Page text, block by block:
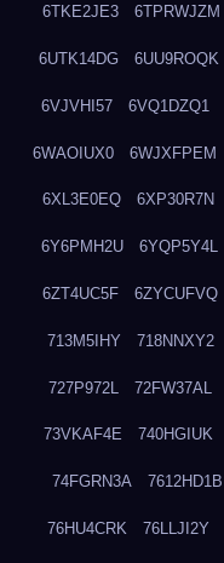
6TKE2JE3 6TPRWJZM
6UTK14DG 6UU9ROQK
6VJVHI57 6VQ1DZQ1
6WAOIUX0 6WJXFPEM
6XL3E0EQ 6XP30R7N
6Y6PMH2U 6YQP5Y4L
6ZT4UC5F 6ZYCUFVQ
713M5IHY 718NNXY2
727P972L 72FW37AL
73VKAF4E 740HGIUK
74FGRN3A 7612HD1B
76HU4CRK 76LLJI2Y